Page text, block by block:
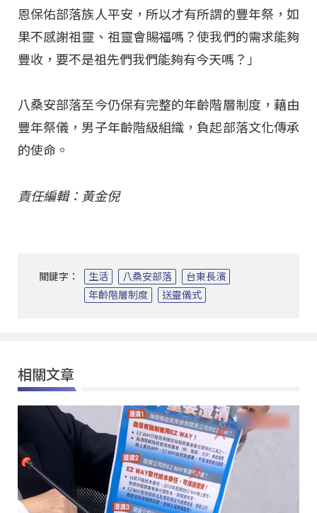
恩保佑部落族人平安，所以才有所謂的豐年祭，如
果不感謝祖靈、祖靈會賜福嗎？使我們的需求能夠
豐收，要不是祖先們我們能夠有今天嗎？」
八桑安部落至今仍保有完整的年齡階層制度，藉由
豐年祭儀，男子年齡階級組織，負起部落文化傳承
的使命。
責任編輯：黃金倪
關鍵字： 生活 八桑安部落
台東長濱
年齡階層制度
送靈儀式
相關文章